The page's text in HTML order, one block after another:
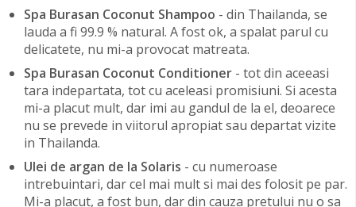
Spa Burasan Coconut Shampoo - din Thailanda, se
lauda a fi 99.9 % natural. A fost ok, a spalat parul cu
delicatete, nu mi-a provocat matreata.
Spa Burasan Coconut Conditioner - tot din aceeasi
tara indepartata, tot cu aceleasi promisiuni. Si acesta
mi-a placut mult, dar imi au gandul de la el, deoarece
nu se prevede in viitorul apropiat sau departat vizite
in Thailanda.
Ulei de argan de la Solaris - cu numeroase
intrebuintari, dar cel mai mult si mai des folosit pe par.
Mi-a placut, a fost bun, dar din cauza pretului nu o sa